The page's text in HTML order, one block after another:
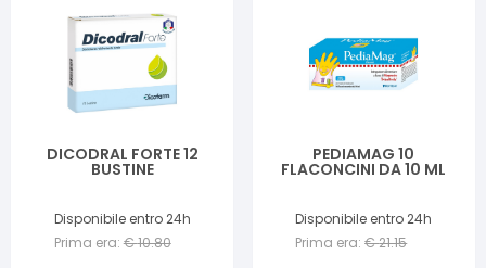
DICODRAL FORTE 12
BUSTINE
Disponibile entro 24h
Prima era: €10.80
PEDIAMAG 10
FLACONCINI DA 10 ML
Disponibile entro 24h
Prima era: €21.15